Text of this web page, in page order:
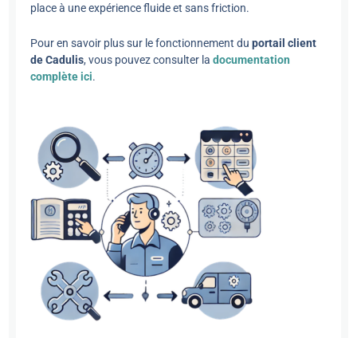
place à une expérience fluide et sans friction.
Pour en savoir plus sur le fonctionnement duportail client
de Cadulis, vous pouvez consulter ladocumentation
complète ici.